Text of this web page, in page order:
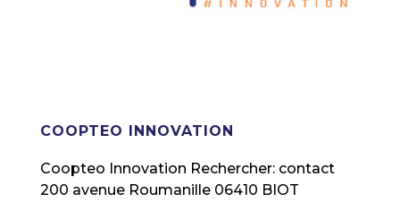
COOPTEO INNOVATION
Coopteo Innovation Rechercher: contact
200 avenue Roumanille 06410 BIOT